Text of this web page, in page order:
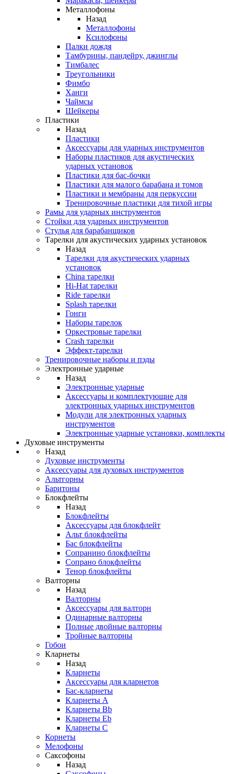
Металлофоны
Назад
Металлофоны
Ксилофоны
Палки дождя
Тамбурины, пандейру, джинглы
Тимбалес
Треугольники
Фимбо
Ханги
Чаймсы
Шейкеры
Пластики
Назад
Пластики
Аксессуары для ударных инструментов
Наборы пластиков для акустических
ударных установок
Пластики для бас-бочки
Пластики для малого барабана и томов
Пластики и мембраны для перкуссии
Тренировочные пластики для тихой игры
Рамы для ударных инструментов
Стойки для ударных инструментов
Стулья для барабанщиков
Тарелки для акустических ударных установок
Назад
Тарелки для акустических ударных
установок
China тарелки
Hi-Hat тарелки
Ride тарелки
Splash тарелки
Гонги
Наборы тарелок
Оркестровые тарелки
Сrash тарелки
Эффект-тарелки
Тренировочные наборы и пэды
Электронные ударные
Назад
Электронные ударные
Аксессуары и комплектующие для
электронных ударных инструментов
Модули для электронных ударных
инструментов
Электронные ударные установки, комплекты
Духовые инструменты
Назад
Духовые инструменты
Аксессуары для духовых инструментов
Альтгорны
Баритоны
Блокфлейты
Назад
Блокфлейты
Аксессуары для блокфлейт
Альт блокфлейты
Бас блокфлейты
Сопранино блокфлейты
Сопрано блокфлейты
Тенор блокфлейты
Валторны
Назад
Валторны
Аксессуары для валторн
Одинарные валторны
Полные двойные валторны
Тройные валторны
Гобои
Кларнеты
Назад
Кларнеты
Аксессуары для кларнетов
Бас-кларнеты
Кларнеты A
Кларнеты Bb
Кларнеты Eb
Кларнеты С
Корнеты
Мелофоны
Саксофоны
Назад